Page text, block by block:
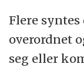
Flere
overordnet
seg eller